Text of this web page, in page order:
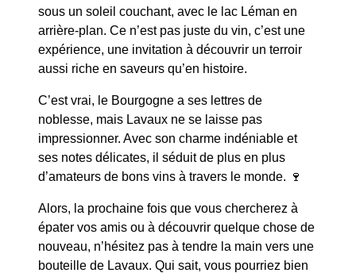
sous un soleil couchant, avec le lac Léman en
arrière-plan. Ce n’est pas juste du vin, c’est une
expérience, une invitation à découvrir un terroir
aussi riche en saveurs qu’en histoire.
C’est vrai, le Bourgogne a ses lettres de
noblesse, mais Lavaux ne se laisse pas
impressionner. Avec son charme indéniable et
ses notes délicates, il séduit de plus en plus
d’amateurs de bons vins à travers le monde. 🍷
Alors, la prochaine fois que vous chercherez à
épater vos amis ou à découvrir quelque chose de
nouveau, n’hésitez pas à tendre la main vers une
bouteille de Lavaux. Qui sait, vous pourriez bien